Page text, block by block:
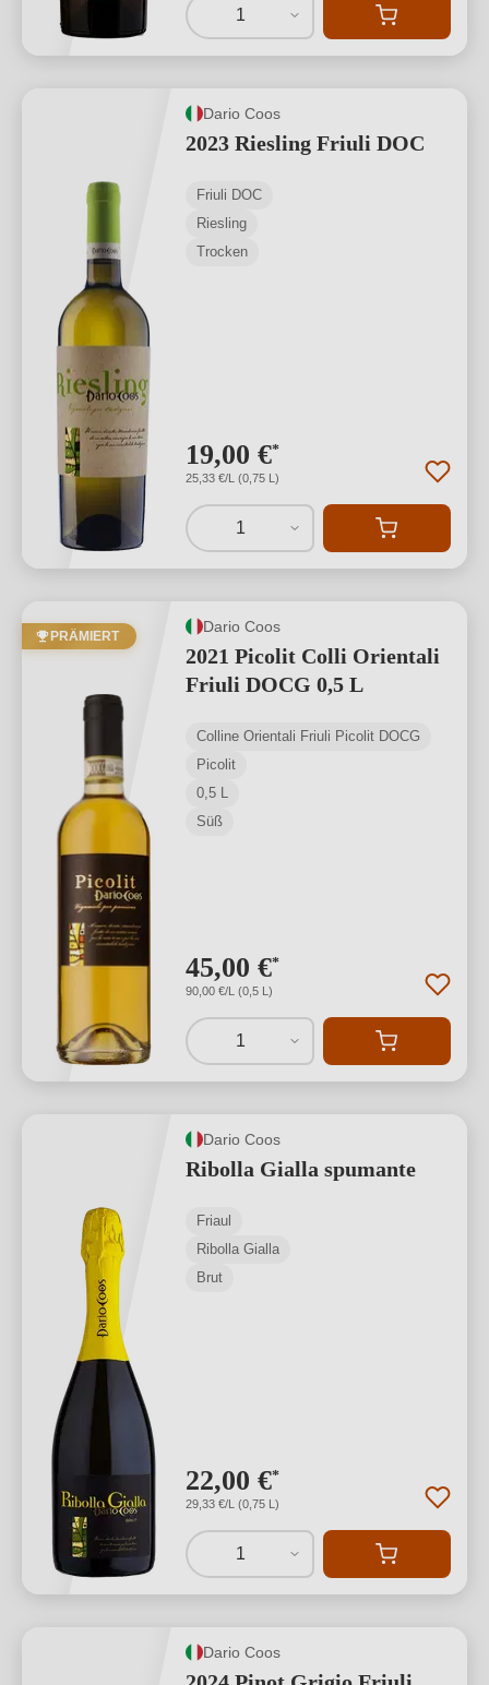
1
Dario Coos
2023 Riesling Friuli DOC
Friuli DOC
Riesling
Trocken
19,00 €*
25,33 €/L (0,75 L)
1
PRÄMIERT
Dario Coos
2021 Picolit Colli Orientali
Friuli DOCG 0,5 L
Colline Orientali Friuli Picolit DOCG
Picolit
0,5 L
Süß
45,00 €*
90,00 €/L (0,5 L)
1
Dario Coos
Ribolla Gialla spumante
Friaul
Ribolla Gialla
Brut
22,00 €*
29,33 €/L (0,75 L)
1
Dario Coos